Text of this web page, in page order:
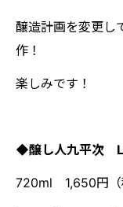
醸造計画を変更し
作！
楽しみです！
◆醸し人九平次
720ml 1,650円（